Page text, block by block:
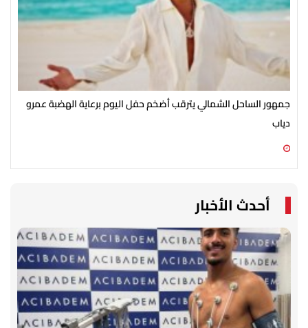
جمهور الساحل الشمالي يترقب أضخم حفل اليوم برعاية الهضبة عمرو
دياب
أحدث الأخبار